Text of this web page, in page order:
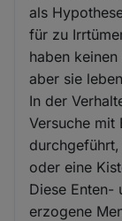
als
für zu
haben
aber sie
In der
Versuche mit
oder eine
Diese Enten-
erzogene